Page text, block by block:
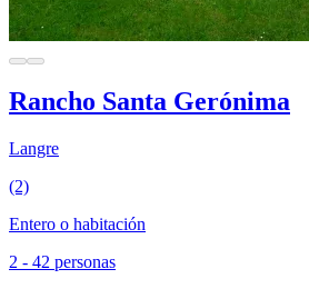
Rancho Santa Gerónima
Langre
(2)
Entero o habitación
2 - 42 personas